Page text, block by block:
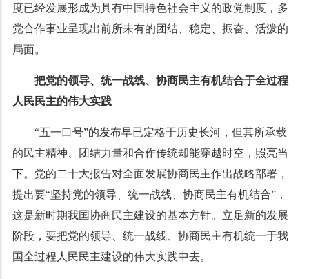
度已经发展形成为具有中国特色社会主义的政党制度，多
党合作事业呈现出前所未有的团结、稳定、振奋、活泼的
局面。
把党的领导、统一战线、协商民主有机结合于全过程
人民民主的伟大实践
“五一口号”的发布早已定格于历史长河，但其所承载
的民主精神、团结力量和合作传统却能穿越时空，照亮当
下。党的二十大报告对全面发展协商民主作出战略部署，
提出要“坚持党的领导、统一战线、协商民主有机结合”，
这是新时期我国协商民主建设的基本方针。立足新的发展
阶段，要把党的领导、统一战线、协商民主有机统一于我
国全过程人民民主建设的伟大实践中去。